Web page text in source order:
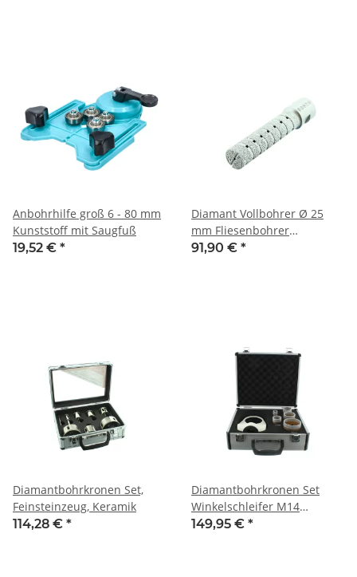
Anbohrhilfe groß 6 - 80 mm
Kunststoff mit Saugfuß
19,52 € *
Diamant Vollbohrer Ø 25
mm Fliesenbohrer
Diamantfräser M14, NL 100
91,90 € *
Diamantbohrkronen Set,
Feinsteinzeug, Keramik
114,28 € *
Diamantbohrkronen Set
Winkelschleifer M14
Aufnahme inkl. Absaugung
149,95 € *